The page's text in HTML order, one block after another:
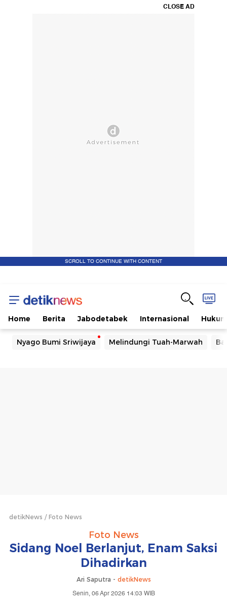
CLOSE AD
SCROLL TO CONTINUE WITH CONTENT
Home Berita Jabodetabek Internasional Hukum
Nyago Bumi Sriwijaya Melindungi Tuah-Marwah
detikNews Foto News
Foto News
Sidang Noel Berlanjut, Enam Saksi
Dihadirkan
Ari Saputra - detikNews
Senin, 06 Apr 2026 14:03 WIB